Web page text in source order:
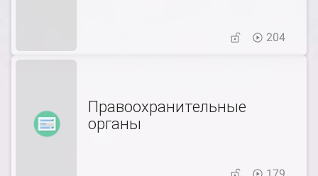
204
Правоохранительные
органы